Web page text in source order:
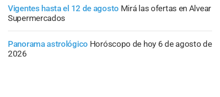
Vigentes hasta el 12 de agosto Mirá las ofertas en Alvear
Supermercados
Panorama astrológico Horóscopo de hoy 6 de agosto de
2026